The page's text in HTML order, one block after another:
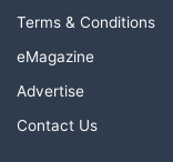
Terms & Conditions
eMagazine
Advertise
Contact Us